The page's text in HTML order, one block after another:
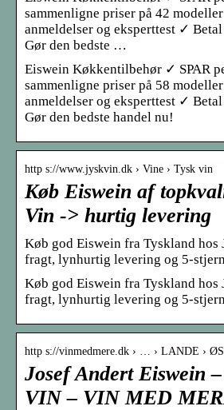
sammenligne priser på 42
anmeldelser og eksperttest ✓
Gør den bedste …
Eiswein Køkkentilbehør ✓ SPAR
sammenligne priser på 58
anmeldelser og eksperttest ✓
Gør den bedste handel nu!
http s://www.jyskvin.dk › Vine › Tysk vin
Køb Eiswein af
Vin -> hurtig levering
Køb god Eiswein fra Tyskland hos
fragt, lynhurtig levering og 5-
Køb god Eiswein fra Tyskland hos
fragt, lynhurtig levering og 5-
http s://vinmedmere.dk › … › LANDE ›
Josef Andert Eiswein
VIN – VIN MED